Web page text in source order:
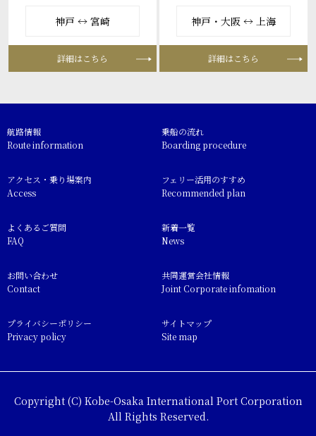
神戸 ↔ 宮崎
詳細はこちら
神戸・大阪 ↔ 上海
詳細はこちら
航路情報
Route information
乗船の流れ
Boarding procedure
アクセス・乗り場案内
Access
フェリー活用のすすめ
Recommended plan
よくあるご質問
FAQ
新着一覧
News
お問い合わせ
Contact
共同運営会社情報
Joint Corporate infomation
プライバシーポリシー
Privacy policy
サイトマップ
Site map
Copyright (C) Kobe-Osaka International Port Corporation
All Rights Reserved.